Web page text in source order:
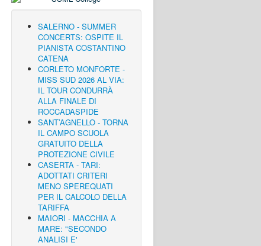
SALERNO - SUMMER
CONCERTS: OSPITE IL
PIANISTA COSTANTINO
CATENA
CORLETO MONFORTE -
MISS SUD 2026 AL VIA:
IL TOUR CONDURRÀ
ALLA FINALE DI
ROCCADASPIDE
SANT’AGNELLO - TORNA
IL CAMPO SCUOLA
GRATUITO DELLA
PROTEZIONE CIVILE
CASERTA - TARI:
ADOTTATI CRITERI
MENO SPEREQUATI
PER IL CALCOLO DELLA
TARIFFA
MAIORI - MACCHIA A
MARE: "SECONDO
ANALISI E'